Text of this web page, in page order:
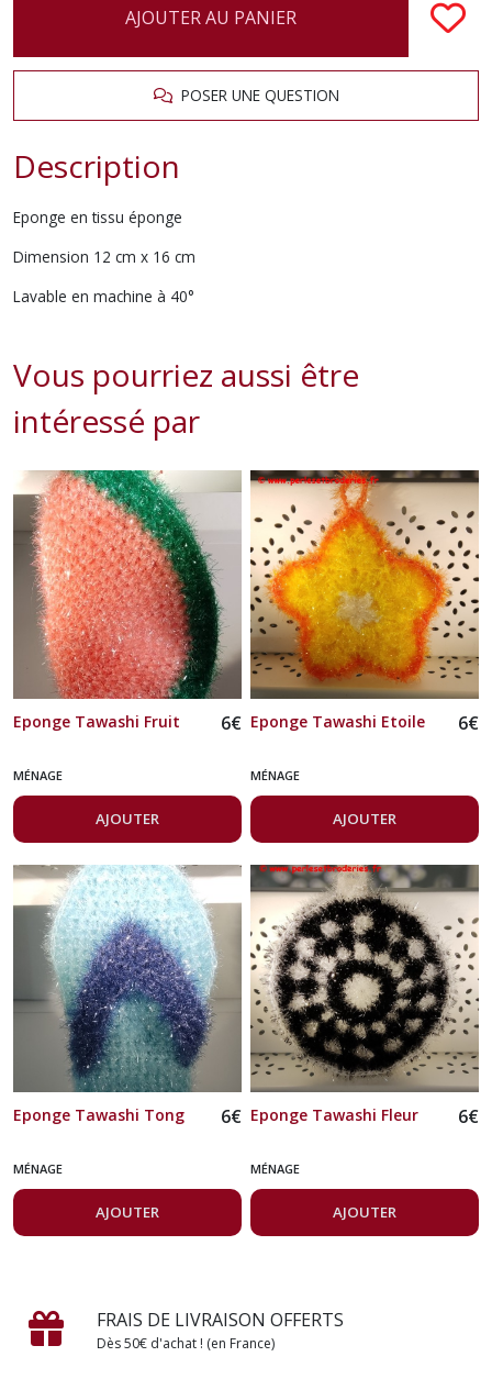
AJOUTER AU PANIER
POSER UNE QUESTION
Description
Eponge en tissu éponge
Dimension 12 cm x 16 cm
Lavable en machine à 40°
Vous pourriez aussi être
intéressé par
Eponge Tawashi Fruit 6€
MÉNAGE
AJOUTER
Eponge Tawashi Etoile 6€
MÉNAGE
AJOUTER
Eponge Tawashi Tong 6€
MÉNAGE
AJOUTER
Eponge Tawashi Fleur 6€
MÉNAGE
AJOUTER
FRAIS DE LIVRAISON OFFERTS
Dès 50€ d'achat ! (en France)